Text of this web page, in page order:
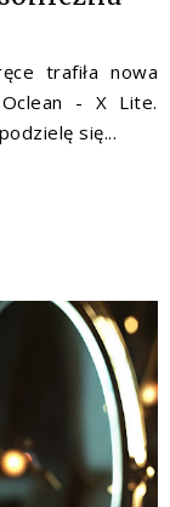
trafiła nowa
- X Lite.
się...